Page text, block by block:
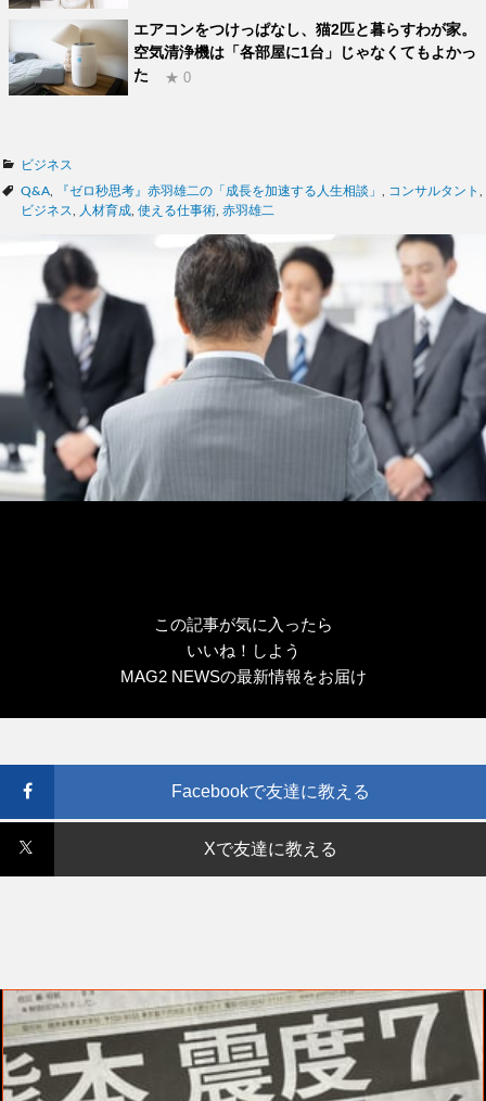
エアコンをつけっぱなし、猫2匹と暮らすわが家。
空気清浄機は「各部屋に1台」じゃなくてもよかっ
た
★ 0
カ
テ
ゴ
ビジネス
タ
グ
Q&A 『ゼロ秒思考』赤羽雄二の「成長を加速する人生相談」 コンサルタント
ビジネス
人材育成 使える仕事術 赤羽雄二
この記事が気に入ったら
いいね！しよう
MAG2 NEWSの最新情報をお届け
Facebookで友達に教える
Xで友達に教える